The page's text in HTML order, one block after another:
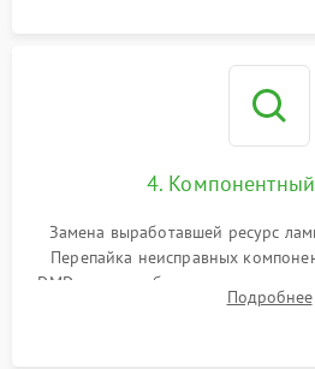
4.
Замена выработавшей ресурс
Перепайка неисправных
DMD-чипа при битых пикселях,
колеса или восстановлениеПодробнее